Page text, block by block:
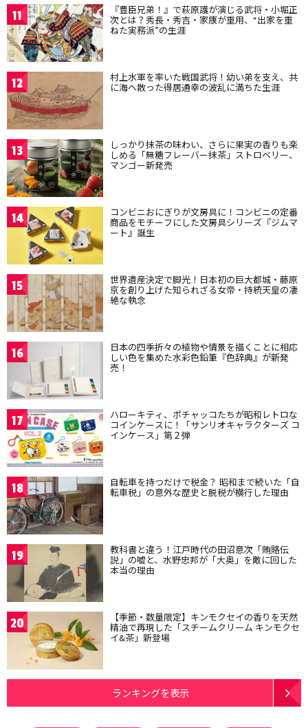
11 『豊臣兄弟！』で萩原護が演じる武将・小堀正
次とは？秀長・秀吉・家康が重用、“出家を重
ねた実務派”の生涯
12 村上水軍を率いた戦国武将！幼い弟を支え、共
に海へ散った得居通幸の波乱に満ちた生涯
13 しっかり抹茶の味わい、さらに果実の香りも楽
しめる「無糖フレーバー抹茶」ストロベリー、
マンゴー新発売
14 コンビニおにぎりが文房具に！コンビニの定番
商品をモチーフにした文房具シリーズ『ジムマ
ート』誕生
15 世界遺産決定で脚光！日本初の巨大都城・藤原
京を創り上げた知られざる女帝・持統天皇の凄
絶な執念
16 日本の四季折々の植物や情景を描くことに相応
しい色を集めた水彩色鉛筆『色辞典』が新発
売！
17 ハローキティ、ポチャッコたちが昭和レトロな
コインケースに！「サンリオキャラクターズ コ
インケース」第２弾
18 自転車を持つだけで税金？ 昭和まで続いた「自
転車税」の意外な歴史と脱税が横行した理由
19 教科書と違う！江戸時代の田沼意次「賄賂伝
説」の嘘と、水野忠邦が「大奥」を敵に回した
本当の理由
20 【季節・数量限定】キンモクセイの香りを天然
精油で再現した「スチームクリーム キンモクセ
イ&茶」新登場
ランキングを表示